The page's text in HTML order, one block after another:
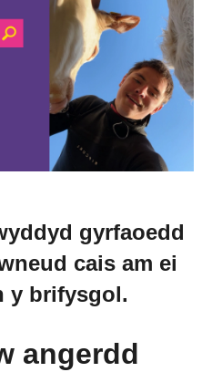
gyrfaoedd
cais am ei
y brifysgol.
angerdd